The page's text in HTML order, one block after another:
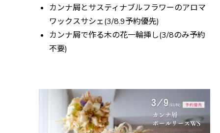
カンナ屑とサスティナブルフラワーのアロマ
ワックスサシェ(3/8.9予約優先)
カンナ屑で作る木の花一輪挿し(3/8のみ予約
不要)